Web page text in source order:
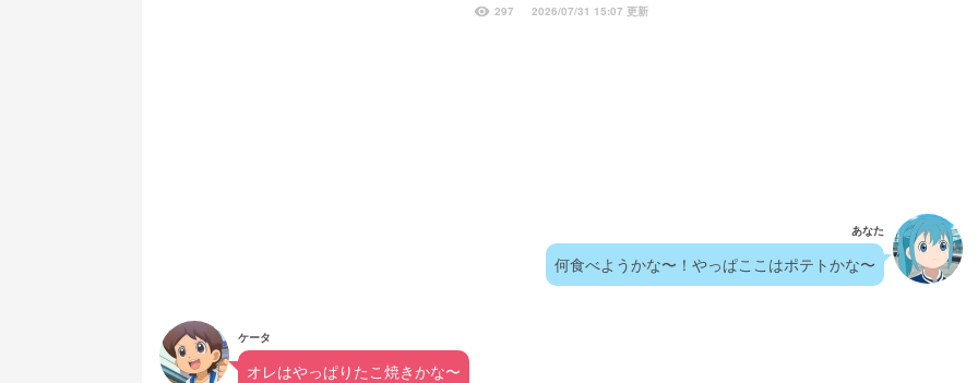
visibility 297 2026/07/31 15:07 更新
あなた
何食べようかな〜！やっぱここはポテトかな〜
ケータ
オレはやっぱりたこ焼きかな〜